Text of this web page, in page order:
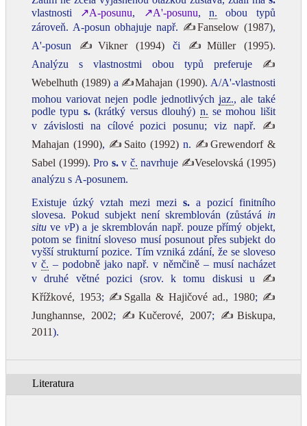
vlastnosti ↗A‑posunu, ↗A'‑posunu,n. obou typů
zároveň. A‑posun obhajuje např. ✍Fanselow (1987),
A'‑posun ✍Vikner (1994)či ✍Müller (1995).
Analýzu s vlastnostmi obou typů preferuje ✍
Webelhuth (1989)a ✍Mahajan (1990). A/A'‑vlastnosti
mohou variovat nejen podle jednotlivýchjaz., ale také
podle typu s.(krátký versus dlouhý) n. se mohou lišit
v závislosti na cílové pozici posunu; viz např. ✍
Mahajan (1990), ✍Saito (1992)n. ✍Grewendorf &
Sabel (1999). Pro s.v č. navrhuje ✍Veselovská (1995)
analýzu s A‑posunem.
Existuje úzký vztah mezi mezi s.a pozicí finitního
slovesa. Pokud subjekt není skremblován (zůstává in
situ ve vP) a je skremblován např. pouze přímý objekt,
potom se finitní sloveso musí posunout přes subjekt do
vyšší strukturní pozice. Tím vzniká zdání, že se sloveso
vč. – podobně jako např. v němčině – musí nacházet
v druhé větné pozici (srov. k tomu diskusi u ✍
Křížkové, 1953; ✍Sgalla & Hajičové ad., 1980; ✍
Junghannse, 2002; ✍Kučerové, 2007; ✍Biskupa,
2011).
Literatura